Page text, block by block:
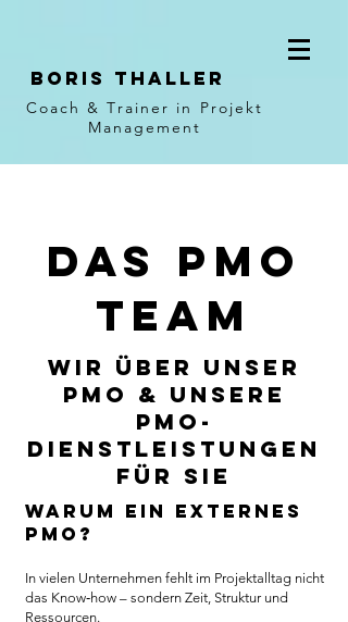
BORIS THALLER
Coach & Trainer in Projekt
Management
Das PMO
Team
Wir über unser
PMO & unsere
PMO-
Dienstleistungen
für sie
Warum ein externes
PMO?
In vielen Unternehmen fehlt im Projektalltag nicht
das Know‑how – sondern Zeit, Struktur und
Ressourcen.